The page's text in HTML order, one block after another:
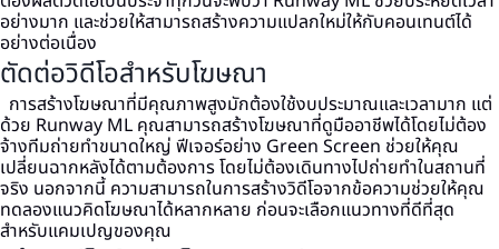
อย่างมาก และช่วยให้สามารถสร้างความแปลกใหม่ให้กับคอนเทนต์ได้
อย่างต่อเนื่อง
ตัดต่อวิดีโอสำหรับโฆษณา
การสร้างโฆษณาที่มีคุณภาพสูงมักต้องใช้งบประมาณและเวลามาก แต่
ด้วย Runway ML คุณสามารถสร้างโฆษณาที่ดูมืออาชีพได้โดยไม่ต้อง
จ้างทีมถ่ายทำขนาดใหญ่ ฟีเจอร์อย่าง Green Screen ช่วยให้คุณ
เปลี่ยนฉากหลังได้ตามต้องการ โดยไม่ต้องเดินทางไปถ่ายทำในสถานที่
จริง นอกจากนี้ ความสามารถในการสร้างวิดีโอจากข้อความช่วยให้คุณ
ทดลองแนวคิดโฆษณาได้หลากหลาย ก่อนจะเลือกแนวทางที่ดีที่สุด
สำหรับแคมเปญของคุณ